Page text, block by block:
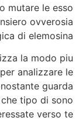
mutare le esso
ovverosia
di elemosina.
la modo piu
analizzare le
guarda
tipo di sono
verso te.